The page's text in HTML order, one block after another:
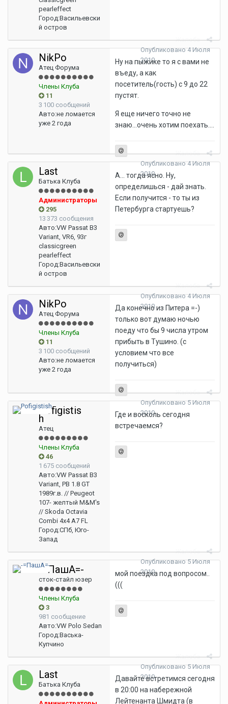
pearleffect
Город:Васильевски
й остров
NikPo
Атец Форума
Члены Клуба
11
3 100 сообщений
Авто:не ломается
уже 2 года
Жалоба
Опубликовано4 Июля
2010
Ну на пыжике то я с вами не
въеду, а как
посетитель(гость) с 9 до 22
пустят.
Я еще ничего точно не
знаю...очень хотим поехать....
Last
Батька Клуба
Администраторы
295
13 373 сообщения
Авто:VW Passat B3
Variant, VR6, 93г
classicgreen
pearleffect
Город:Васильевски
й остров
Жалоба
Опубликовано4 Июля
2010
А... тогда ясно. Ну,
определишься - дай знать.
Если получится - то ты из
Петербурга стартуешь?
NikPo
Атец Форума
Члены Клуба
11
3 100 сообщений
Авто:не ломается
уже 2 года
Жалоба
Опубликовано4 Июля
2010
Да конечно из Питера =-)
только вот думаю ночью
поеду что бы 9 числа утром
прибыть в Тушино. (с
условием что все
получиться)
Pofigistis
h
Атец
Члены Клуба
46
1 675 сообщений
Авто:VW Passat B3
Variant, PB 1.8 GT
1989г.в. // Peugeot
107- желтый M&M's
// Skoda Octavia
Combi 4x4 A7 FL
Город:СПб, Юго-
Запад
Жалоба
Опубликовано5 Июля
2010
Где и восколь сегодня
встречаемся?
-=ПашА=-
сток-стайл юзер
Члены Клуба
3
981 сообщение
Авто:VW Polo Sedan
Город:Васька-
Купчино
Жалоба
Опубликовано5 Июля
2010
мой поездка под вопросом..
(((
Last
Батька Клуба
Жалоба
Опубликовано5 Июля
2010
Давайте встретимся сегодня
в 20:00 на набережной
Лейтенанта Шмидта (в